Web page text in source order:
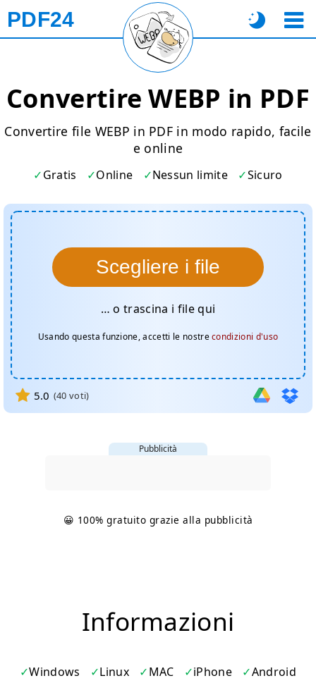
PDF24
Convertire WEBP in PDF
Convertire file WEBP in PDF in modo rapido, facile
e online
Gratis Online Nessun limite Sicuro
Scegliere i file
… o trascina i file qui
Usando questa funzione, accetti le nostrecondizioni d'uso
5.0 (40 voti)
Pubblicità
😀 100% gratuito grazie alla pubblicità
Informazioni
Windows Linux MAC iPhone Android